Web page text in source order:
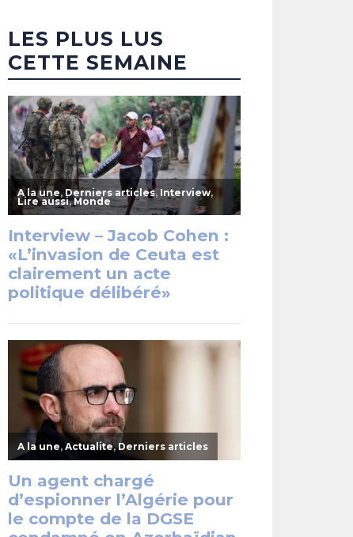
LES PLUS LUS
CETTE SEMAINE